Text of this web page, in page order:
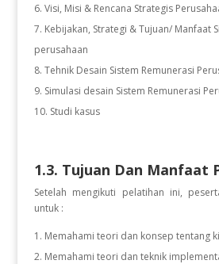
Visi, Misi & Rencana Strategis
Kebijakan, Strategi & Tujuan/ Manfaat
perusahaan
Tehnik Desain Sistem Remunerasi
Simulasi desain Sistem Remunerasi
Studi kasus
1.3. Tujuan Dan Manfaat
Setelah mengikuti pelatihan ini,
untuk :
Memahami teori dan konsep tentang
Memahami teori dan teknik